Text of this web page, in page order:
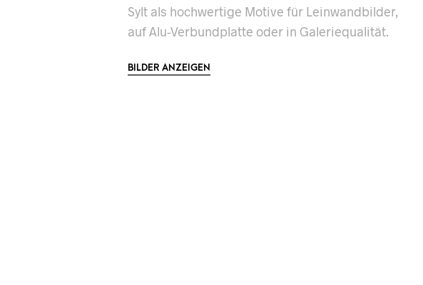
Sylt als hochwertige Motive für Leinwandbilder,
auf Alu-Verbundplatte oder in Galeriequalität.
BILDER ANZEIGEN